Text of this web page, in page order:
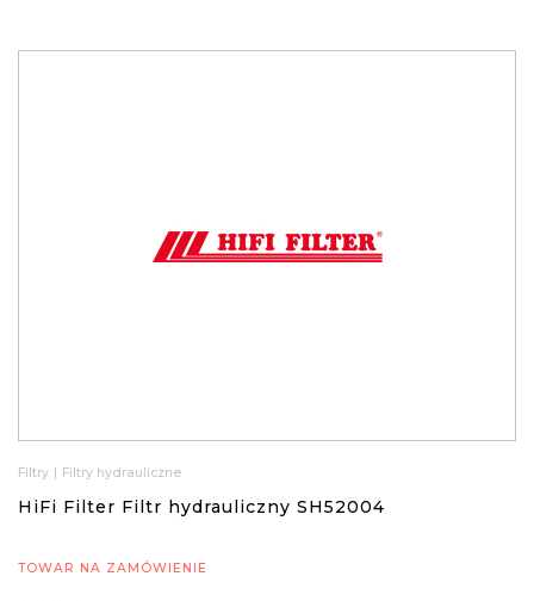
Filtry Filtry hydrauliczne
HiFi Filter Filtr hydrauliczny SH52004
TOWAR NA ZAMÓWIENIE